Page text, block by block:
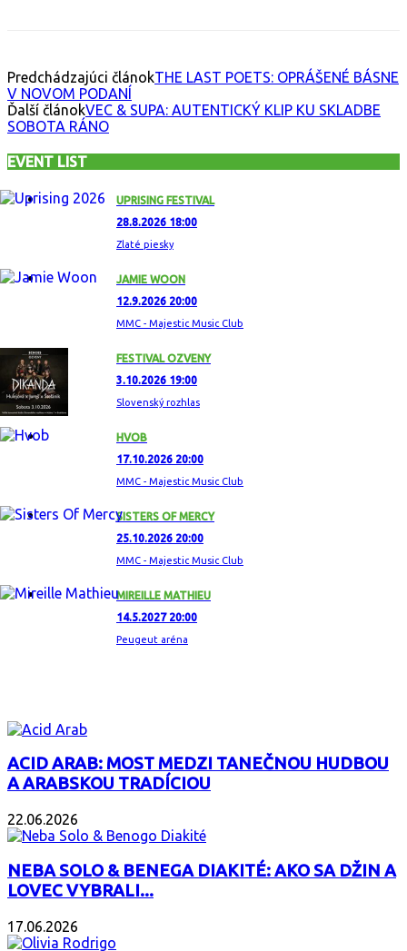
Predchádzajúci článokTHE LAST POETS: OPRÁŠENÉ BÁSNE
V NOVOM PODANÍ
Ďalší článokVEC & SUPA: AUTENTICKÝ KLIP KU SKLADBE
SOBOTA RÁNO
EVENT LIST
UPRISING FESTIVAL
28.8.2026 18:00
Zlaté piesky
JAMIE WOON
12.9.2026 20:00
MMC - Majestic Music Club
FESTIVAL OZVENY
3.10.2026 19:00
Slovenský rozhlas
HVOB
17.10.2026 20:00
MMC - Majestic Music Club
SISTERS OF MERCY
25.10.2026 20:00
MMC - Majestic Music Club
MIREILLE MATHIEU
14.5.2027 20:00
Peugeut aréna
ACID ARAB: MOST MEDZI TANEČNOU HUDBOU
A ARABSKOU TRADÍCIOU
22.06.2026
NEBA SOLO & BENEGA DIAKITÉ: AKO SA DŽIN A
LOVEC VYBRALI...
17.06.2026